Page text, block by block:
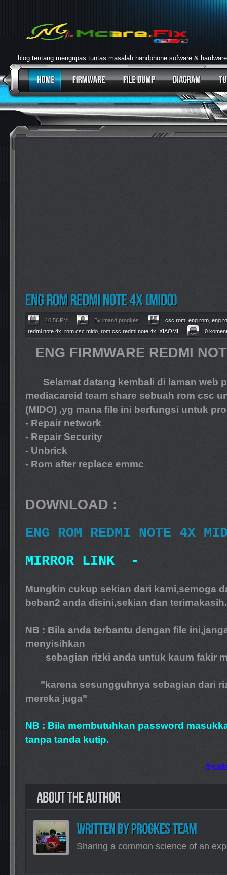
blog tentang mengupas tuntas masalah handphone sofware & hardware
10:56 PM By imand progkes csc rom eng rom eng
redmi note 4x rom csc mido rom csc redmi note 4x XIAOMI 0
ENG FIRMWARE REDMI
Selamat datang kembali di laman web
mediacareid team share sebuah rom csc
(MIDO) ,yg mana file ini berfungsi untuk
- Repair network
- Repair Security
- Unbrick
- Rom after replace emmc
DOWNLOAD :
ENG ROM REDMI NOTE 4X
MIRROR LINK -
Mungkin cukup sekian dari kami,semoga
beban2 anda disini,sekian dan terimakasih.
NB : Bila anda terbantu dengan file
menyisihkan
sebagian rizki anda untuk kaum fakir
"karena sesungguhnya sebagian dari
mereka juga"
NB : Bila membutuhkan password
tanpa tanda kutip.
Sharing a common science of an